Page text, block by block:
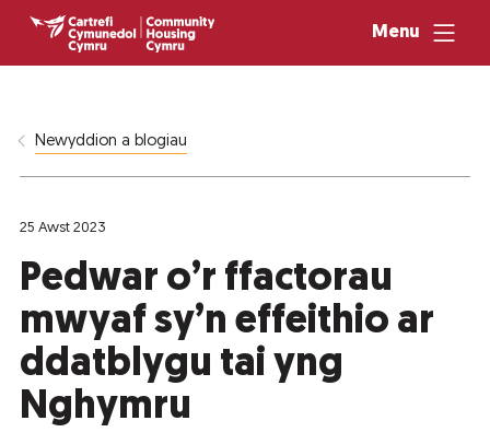
Menu
Newyddion a blogiau
25 Awst 2023
Pedwar o’r ffactorau
mwyaf sy’n effeithio ar
ddatblygu tai yng
Nghymru